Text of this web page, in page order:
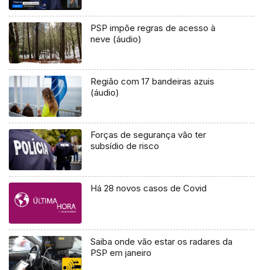
PSP impõe regras de acesso à
neve (áudio)
Região com 17 bandeiras azuis
(áudio)
Forças de segurança vão ter
subsídio de risco
Há 28 novos casos de Covid
Saiba onde vão estar os radares da
PSP em janeiro